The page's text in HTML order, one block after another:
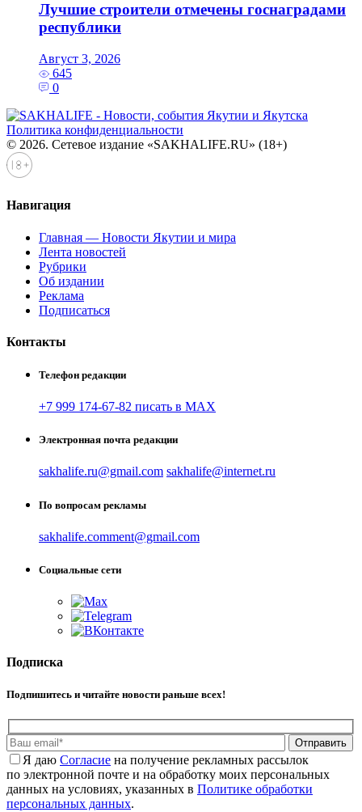
Лучшие строители отмечены госнаградами
республики
Август 3, 2026
645
0
Политика конфиденциальности
© 2026. Сетевое издание «SAKHALIFE.RU» (18+)
Навигация
Главная — Новости Якутии и мира
Лента новостей
Рубрики
Об издании
Реклама
Подписаться
Контакты
Телефон редакции
+7 999 174-67-82 писать в MAX
Электронная почта редакции
sakhalife.ru@gmail.com sakhalife@internet.ru
По вопросам рекламы
sakhalife.comment@gmail.com
Социальные сети
Подписка
Подпишитесь и читайте новости раньше всех!
Отправить
Я даю Cогласие на получение рекламных рассылок
по электронной почте и на обработку моих персональных
данных на условиях, указанных в Политике обработки
персональных данных.